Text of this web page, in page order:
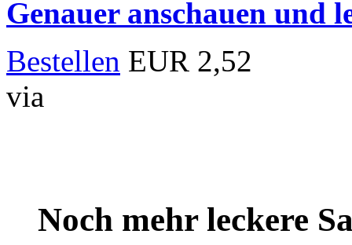
Genauer anschauen und
Bestellen EUR 2,52
via
Noch mehr leckere